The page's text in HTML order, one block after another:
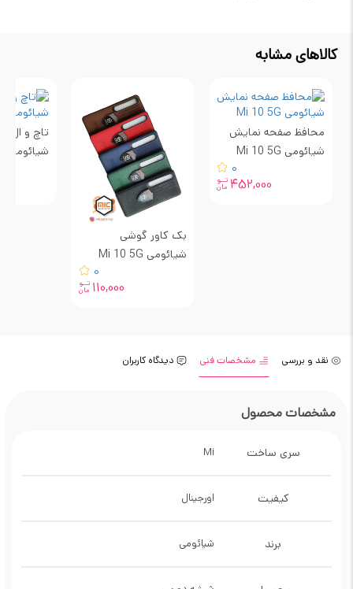
کالاهای مشابه
محافظ صفحه نمایش
شیائومی Mi 10 5G
0
تــو
مان 452,000
بک کاور گوشی
شیائومی Mi 10 5G
0
تــو
مان 110,000
تاچ و ال
شیائومی Mi 10 5G
نقد و بررسی مشخصات فنی دیدگاه کاربران
مشخصات محصول
سری ساخت Mi
کیفیت اورجینال
برند شیائومی